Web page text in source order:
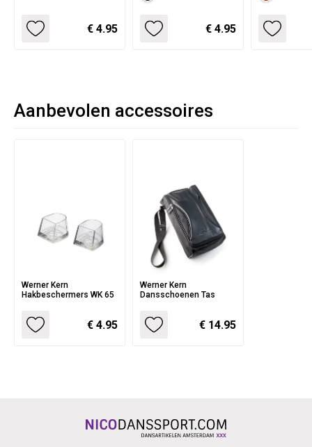
€ 4.95 € 4.95
Aanbevolen accessoires
Werner Kern
Hakbeschermers WK 65
€ 4.95
Werner Kern
Dansschoenen Tas
€ 14.95